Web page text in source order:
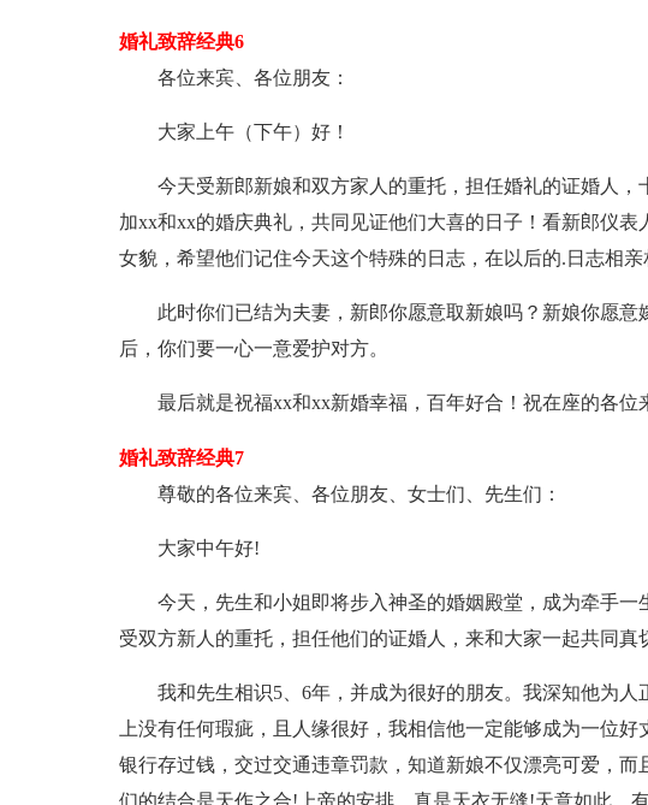
婚礼致辞经典6
各位来宾、各位朋友：
大家上午（下午）好！
今天受新郎新娘和双方家人的重托，担任婚礼的证婚人
加xx和xx的婚庆典礼，共同见证他们大喜的日子！看新郎仪
女貌，希望他们记住今天这个特殊的日志，在以后的.日志相亲
此时你们已结为夫妻，新郎你愿意取新娘吗？新娘你愿
后，你们要一心一意爱护对方。
最后就是祝福xx和xx新婚幸福，百年好合！祝在座的各位
婚礼致辞经典7
尊敬的各位来宾、各位朋友、女士们、先生们：
大家中午好!
今天，先生和小姐即将步入神圣的婚姻殿堂，成为牵手
受双方新人的重托，担任他们的证婚人，来和大家一起共同真
我和先生相识5、6年，并成为很好的朋友。我深知他为
上没有任何瑕疵，且人缘很好，我相信他一定能够成为一位
银行存过钱，交过交通违章罚款，知道新娘不仅漂亮可爱，
们的结合是天作之合!上帝的安排，真是天衣无缝!天意如此，